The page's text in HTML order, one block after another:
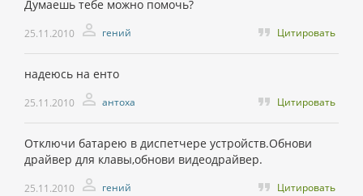
Думаешь тебе можно помочь?
25.11.2010 гений Цитировать
надеюсь на енто
25.11.2010 антоха Цитировать
Отключи батарею в диспетчере устройств.Обнови
драйвер для клавы,обнови видеодрайвер.
25.11.2010 гений Цитировать